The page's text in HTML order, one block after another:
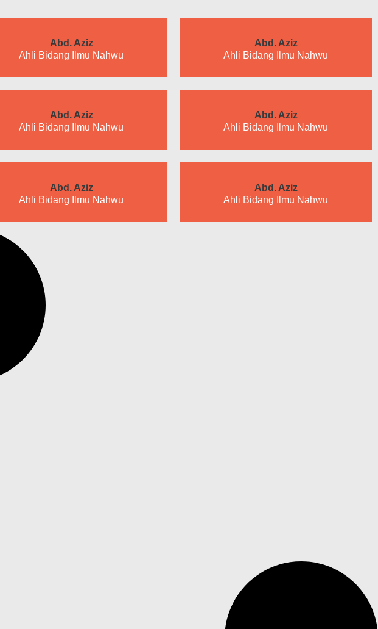
Abd. Aziz
Ahli Bidang Ilmu Nahwu
Abd. Aziz
Ahli Bidang Ilmu Nahwu
Abd. Aziz
Ahli Bidang Ilmu Nahwu
Abd. Aziz
Ahli Bidang Ilmu Nahwu
Abd. Aziz
Ahli Bidang Ilmu Nahwu
Abd. Aziz
Ahli Bidang Ilmu Nahwu